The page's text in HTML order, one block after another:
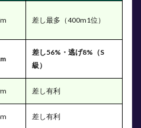
差し最多（400m1位）
差し56%・逃げ8%（S
級）
差し有利
差し有利